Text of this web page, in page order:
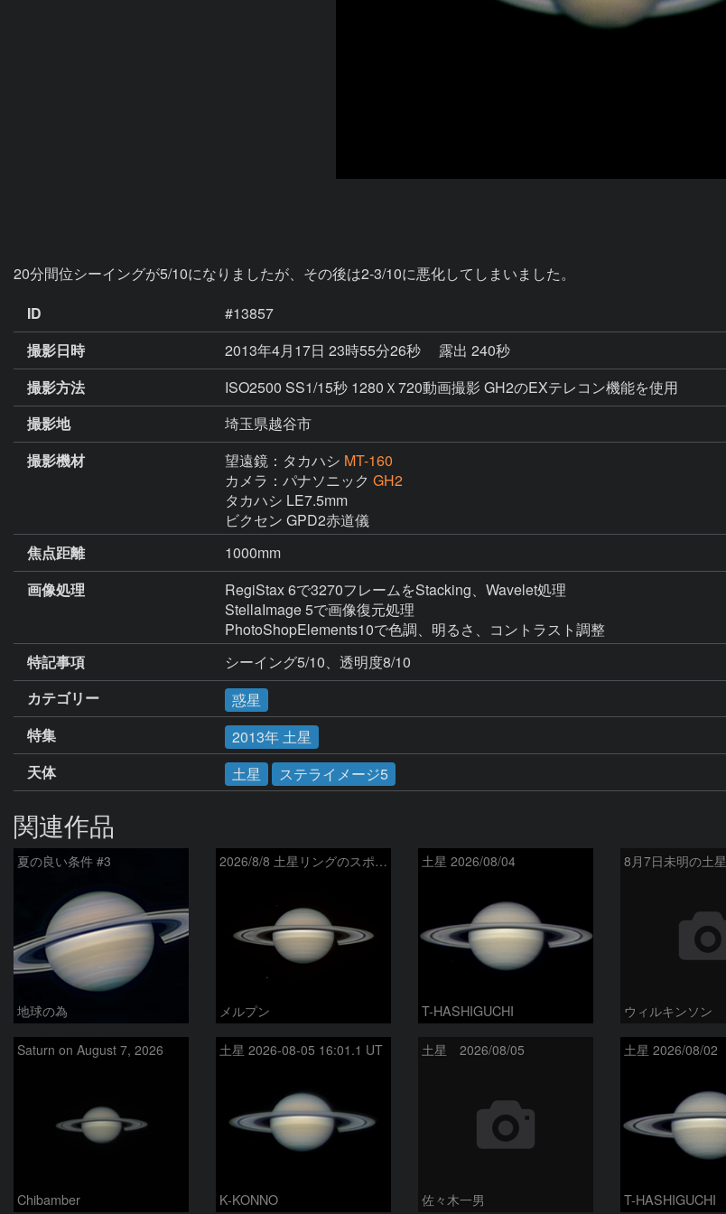
20分間位シーイングが5/10になりましたが、その後は2-3/10に悪化してしまいました。
ID
#13857
撮影日時
2013年4月17日 23時55分26秒
露出 240秒
撮影方法
ISO2500 SS1/15秒 1280Ｘ720動画撮影 GH2のEXテレコン機能を使用
撮影地
埼玉県越谷市
撮影機材
望遠鏡：タカハシ MT-160
カメラ：パナソニック GH2
タカハシ LE7.5mm
ビクセン GPD2赤道儀
焦点距離
1000mm
画像処理
RegiStax 6で3270フレームをStacking、Wavelet処理
StellaImage 5で画像復元処理
PhotoShopElements10で色調、明るさ、コントラスト調整
特記事項
シーイング5/10、透明度8/10
カテゴリー
惑星
特集
2013年 土星
天体
土星 ステライメージ5
関連作品
夏の良い条件 #3
地球の為
2026/8/8 土星リングのスポーク
メルプン
土星 2026/08/04
T-HASHIGUCHI
8月7日未明の土星
ウィルキンソン
Saturn on August 7, 2026
Chibamber
土星 2026-08-05 16:01.1 UT
K-KONNO
土星 2026/08/05
佐々木一男
土星 2026/08/02
T-HASHIGUCHI